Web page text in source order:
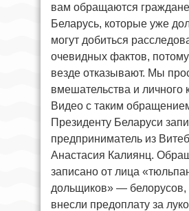
вам обращаются
Беларусь, которые уже
могут добиться
очевидных фактов,
везде отказывают. Мы
вмешательства и личного
Видео с таким
Президенту Беларуси
предприниматель из
Анастасия Калиянц.
записано от лица
дольщиков» — белорусов,
внесли предоплату за